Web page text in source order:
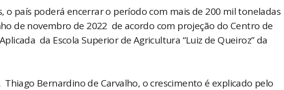
o país poderá encerrar o período com mais de 200 mil toneladas
de novembro de 2022 de acordo com projeção do Centro de
da Escola Superior de Agricultura “Luiz de Queiroz” da
Bernardino de Carvalho, o crescimento é explicado pelo